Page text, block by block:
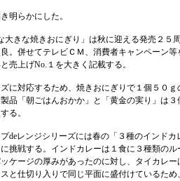
明らかにした。
きな焼きおにぎり」は秋に迎える発売２５
。併せてテレビＣＭ、消費者キャンペーン等
売上げNo.１を大きく記載する。
に対応するため、焼きおにぎりで１個５０ｇ
品「朝ごはんおかか」と「黄金の実り」は３
る。
deレンジシリーズには春の「３種のインドカ
挑戦する。インドカレーは１食に３種類のル
ケージの厚みがあったのに対し、タイカレー
と仕切り入りで同じ平面に盛付けているため